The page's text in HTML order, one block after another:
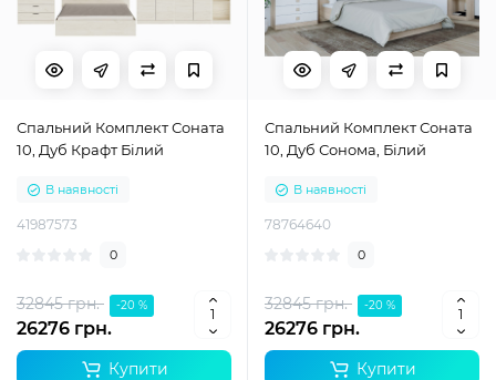
Спальний Комплект Соната
10, Дуб Крафт Білий
В наявності
41987573
0
32845 грн. -20 %
26276 грн.
Купити
Спальний Комплект Соната
10, Дуб Сонома, Білий
В наявності
78764640
0
32845 грн. -20 %
26276 грн.
Купити